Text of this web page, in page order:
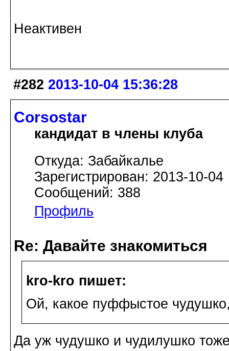
Неактивен
#282 2013-10-04 15:36:28
Corsostar
кандидат в члены клуба
Откуда: Забайкалье
Зарегистрирован: 2013-10-04
Сообщений: 388
Профиль
Re: Давайте знакомиться
kro-kro пишет:
Ой, какое пуффыстое
Да уж чудушко и чудилушко